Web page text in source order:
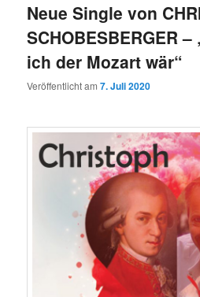
Neue Single von
SCHOBESBERGER –
ich der Mozart wär“
Veröffentlicht am7. Juli 2020